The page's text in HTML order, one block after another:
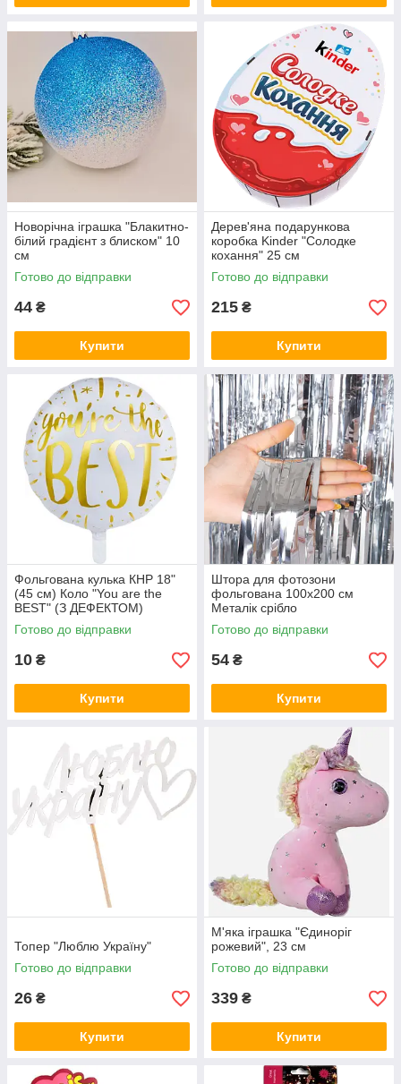
Новорічна іграшка "Блакитно-
білий градієнт з блиском" 10
см
Готово до відправки
44 ₴
Купити
Дерев'яна подарункова
коробка Kinder "Солодке
кохання" 25 см
Готово до відправки
215 ₴
Купити
Фольгована кулька КНР 18"
(45 см) Коло "You are the
BEST" (З ДЕФЕКТОМ)
Готово до відправки
10 ₴
Купити
Штора для фотозони
фольгована 100х200 см
Металік срібло
Готово до відправки
54 ₴
Купити
Топер "Люблю Україну"
Готово до відправки
26 ₴
Купити
М'яка іграшка "Єдиноріг
рожевий", 23 см
Готово до відправки
339 ₴
Купити